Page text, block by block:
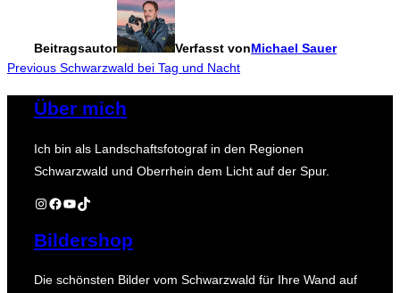
Beitragsautor Verfasst vonMichael Sauer
Beitragsnavigation
Previous
Previous Schwarzwald bei Tag und Nacht
Über mich
Ich bin als Landschaftsfotograf in den Regionen
Schwarzwald und Oberrhein dem Licht auf der Spur.
Instagram
Facebook
YouTube
TikTok
Bildershop
Die schönsten Bilder vom Schwarzwald für Ihre Wand auf